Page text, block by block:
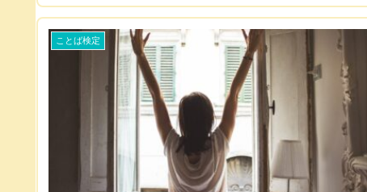
ことば検定